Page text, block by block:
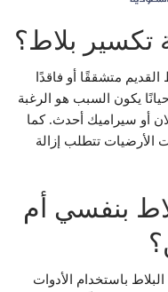
تكسير بلاط؟
متشققًا أو فاقدًا
يكون السبب هو الرغبة
أو سيراميك أحدث. كما
الأرضيات تتطلب إزالة
بنفسي أم
باستخدام الأدوات